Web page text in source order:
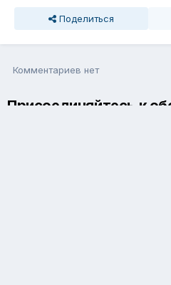
Поделиться
Комментариев нет
Присоединяйтесь к